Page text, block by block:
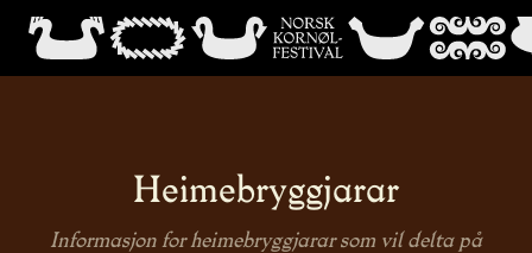
Heimebryggjarar
Informasjon for heimebryggjarar som vil delta på